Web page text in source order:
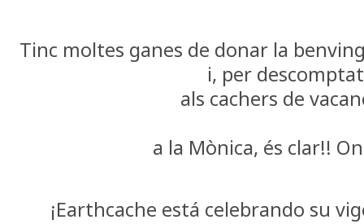
Tinc moltes ganes de donar la
i, per
als cachers de
a la Mònica, és clar!!
¡Earthcache está celebrando su